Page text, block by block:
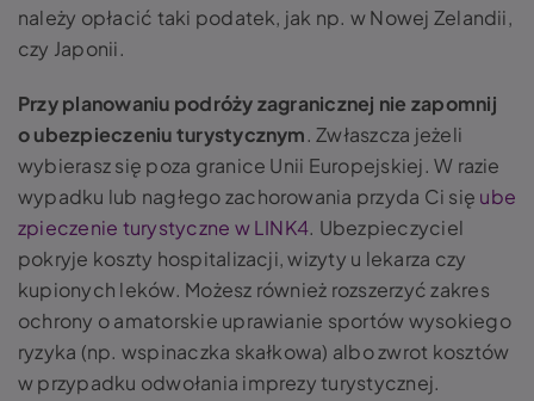
należy opłacić taki podatek, jak np. w Nowej Zelandii,
czy Japonii.
Przy planowaniu podróży zagranicznej nie zapomnij
o ubezpieczeniu turystycznym. Zwłaszcza jeżeli
wybierasz się poza granice Unii Europejskiej. W razie
wypadku lub nagłego zachorowania przyda Ci się ube
zpieczenie turystyczne w LINK4. Ubezpieczyciel
pokryje koszty hospitalizacji, wizyty u lekarza czy
kupionych leków. Możesz również rozszerzyć zakres
ochrony o amatorskie uprawianie sportów wysokiego
ryzyka (np. wspinaczka skałkowa) albo zwrot kosztów
w przypadku odwołania imprezy turystycznej.